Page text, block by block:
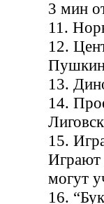
3 мин
11.
12.
13.
14.
15.
Играют
могут
16.